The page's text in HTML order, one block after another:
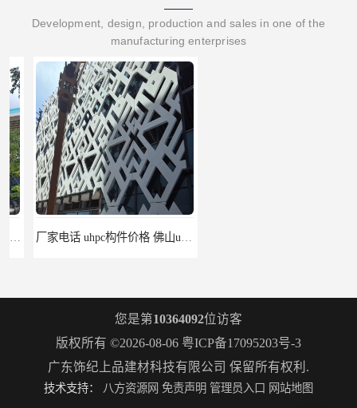
Development, design, production and sales in one of the
manufacturing enterprises
厂家电话 uhpc构件价格 佛山uhpc工厂
您是第10364092位访客
版权所有 ©2026-08-06 粤ICP备17095203号-3
广东饰纪上品建材科技有限公司 保留所有权利.
技术支持： 八方资源网 免责声明 管理员入口 网站地图